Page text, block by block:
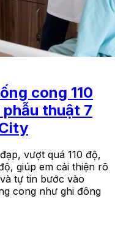
cong 110
thuật 7
vượt quá 110 độ,
giúp em cải thiện rõ
tự tin bước vào
cong như ghi đông